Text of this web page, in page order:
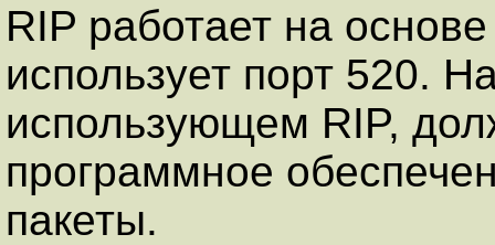
RIP работает на
использует порт 520.
использующем RIP,
программное
пакеты.